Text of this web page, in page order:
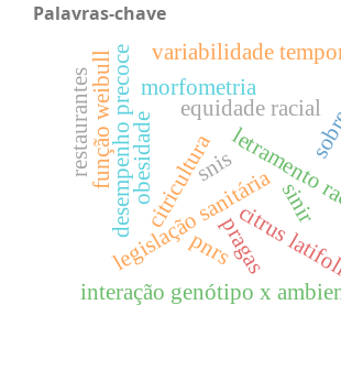
Palavras-chave
equidade racial
legislação sanitária
citrus
citricultura
desempenho precoce
interação genótipo x
pragas
morfometria
função weibullobesidade
variabilidade
pnrs
snis
sinir
restaurantes